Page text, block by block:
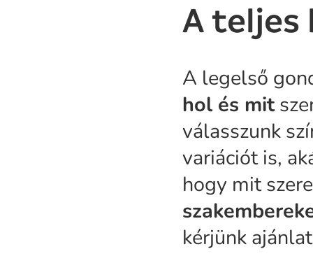
A teljes
A legelső
hol és mit
válasszunk
variációt is,
hogy mit
kérjünk